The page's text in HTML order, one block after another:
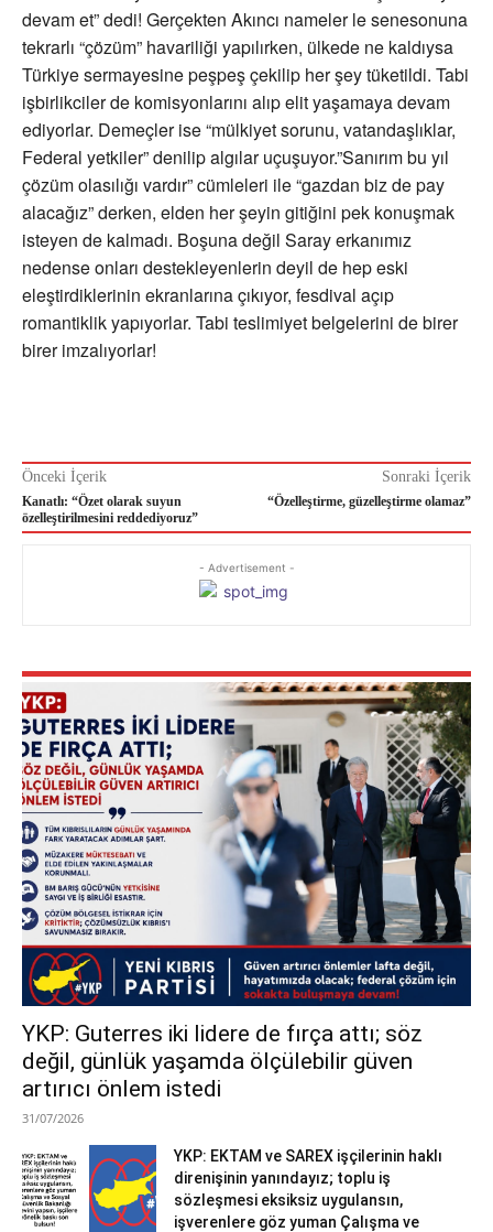
devam et” dedi! Gerçekten Akıncı nameler le senesonuna
tekrarlı “çözüm” havariliği yapılırken, ülkede ne kaldıysa
Türkiye sermayesine peşpeş çekilip her şey tüketildi. Tabi
işbirlikciler de komisyonlarını alıp elit yaşamaya devam
ediyorlar. Demeçler ise “mülkiyet sorunu, vatandaşlıklar,
Federal yetkiler” denilip algılar uçuşuyor.”Sanırım bu yıl
çözüm olasılığı vardır” cümleleri ile “gazdan biz de pay
alacağız” derken, elden her şeyin gitiğini pek konuşmak
isteyen de kalmadı. Boşuna değil Saray erkanımız
nedense onları destekleyenlerin deyil de hep eski
eleştirdiklerinin ekranlarına çıkıyor, fesdival açıp
romantiklik yapıyorlar. Tabi teslimiyet belgelerini de birer
birer imzalıyorlar!
Önceki İçerik
Kanatlı: “Özet olarak suyun
özelleştirilmesini reddediyoruz”
Sonraki İçerik
“Özelleştirme, güzelleştirme olamaz”
- Advertisement -
YKP: Guterres iki lidere de fırça attı; söz
değil, günlük yaşamda ölçülebilir güven
artırıcı önlem istedi
31/07/2026
YKP: EKTAM ve SAREX işçilerinin haklı
direnişinin yanındayız; toplu iş
sözleşmesi eksiksiz uygulansın,
işverenlere göz yuman Çalışma ve